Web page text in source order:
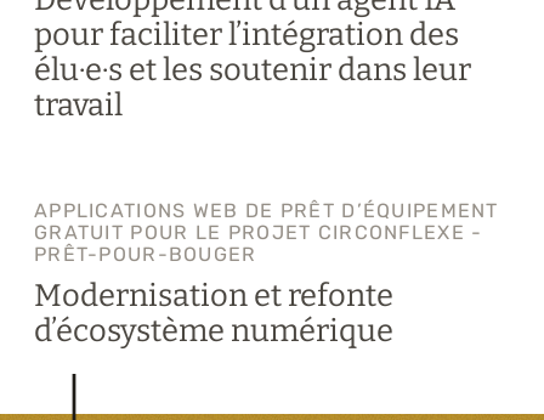
pour faciliter l’intégration des
élu·e·s et les soutenir dans leur
travail
APPLICATIONS WEB DE PRÊT D’ÉQUIPEMENT
GRATUIT POUR LE PROJET CIRCONFLEXE -
PRÊT-POUR-BOUGER
Modernisation et refonte
d’écosystème numérique